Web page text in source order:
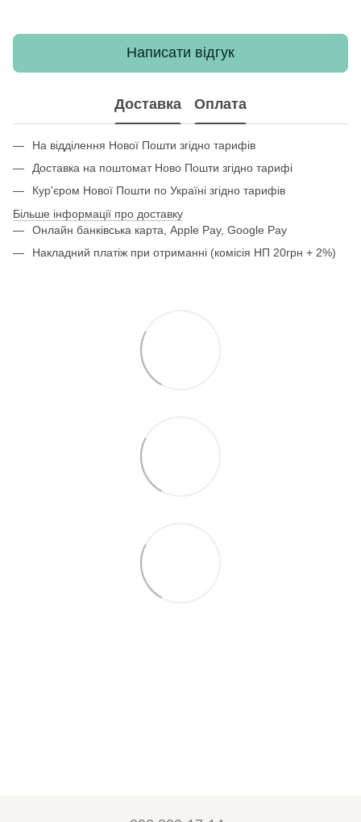
Написати відгук
Доставка Оплата
На відділення Нової Пошти згідно тарифів
Доставка на поштомат Ново Пошти згідно тарифі
Кур'єром Нової Пошти по Україні згідно тарифів
Більше інформації про доставку
Онлайн банківська карта, Apple Pay, Google Pay
Накладний платіж при отриманні (комісія НП 20грн + 2%)